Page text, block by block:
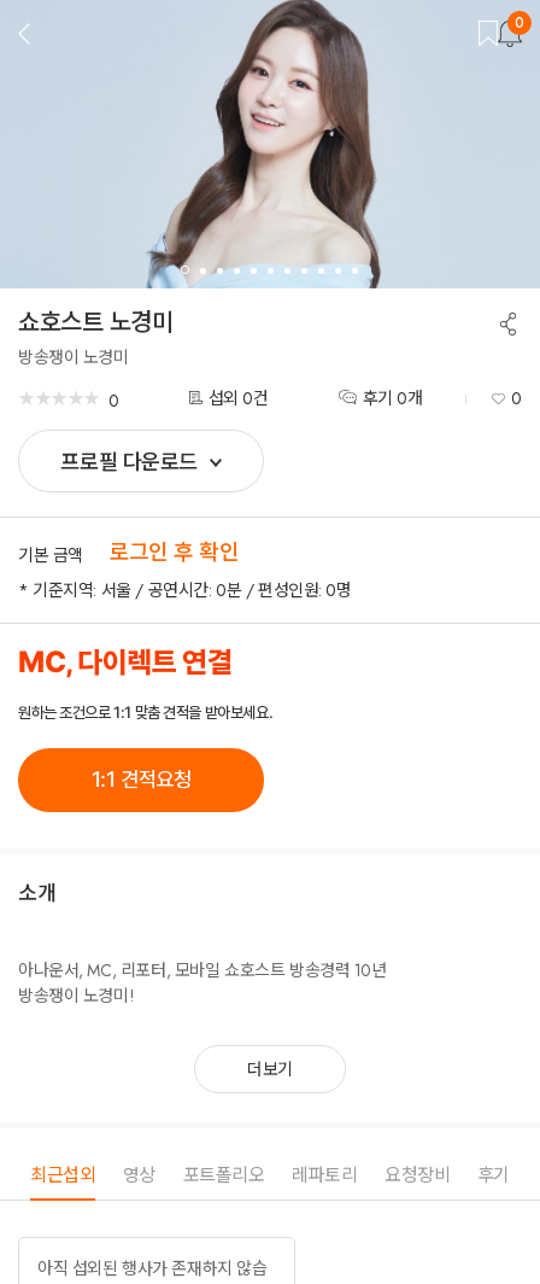
뒤
로
0
쇼호스트 노경미
방송쟁이 노경미
★★★★★
★★★★★ 0 섭외 0건 후기 0개 0
프로필 다운로드
공
유
기본 금액 로그인 후 확인
* 기준지역: 서울 / 공연시간: 0분 / 편성인원: 0명
MC, 다이렉트 연결
원하는 조건으로 1:1 맞춤 견적을 받아보세요.
1:1 견적요청
소개
아나운서, MC, 리포터, 모바일 쇼호스트 방송경력 10년
방송쟁이 노경미!
더보기
최근섭외 영상 포트폴리오 레파토리 요청장비 후기
아직 섭외된 행사가 존재하지 않습